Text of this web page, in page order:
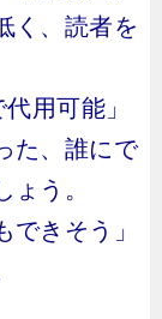
く、読者を
用可能」
た、誰にで
う。
きそう」